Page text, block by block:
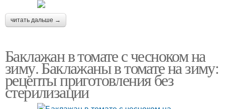
читать дальше →
Баклажан в томате с чесноком на
зиму. Баклажаны в томате на зиму:
рецепты приготовления без
стерилизации